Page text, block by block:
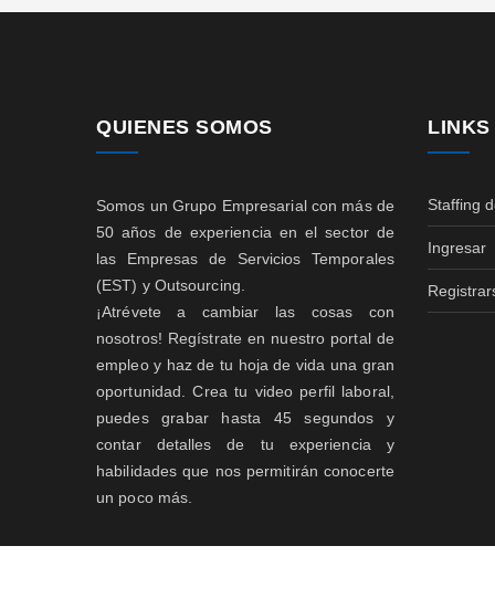
QUIENES SOMOS
Somos un Grupo Empresarial con más de
50 años de experiencia en el sector de
las Empresas de Servicios Temporales
(EST) y Outsourcing.
¡Atrévete a cambiar las cosas con
nosotros! Regístrate en nuestro portal de
empleo y haz de tu hoja de vida una gran
oportunidad. Crea tu video perfil laboral,
puedes grabar hasta 45 segundos y
contar detalles de tu experiencia y
habilidades que nos permitirán conocerte
un poco más.
LINKS
Staffing
Ingresar